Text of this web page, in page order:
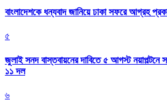
বাংলাদেশকে ধন্যবাদ জানিয়ে ঢাকা সফরে আগ্রহ
৫
জুলাই সনদ বাস্তবায়নের দাবিতে ৫ আগস্ট নয়াপল্টনে
১১ দল
৬